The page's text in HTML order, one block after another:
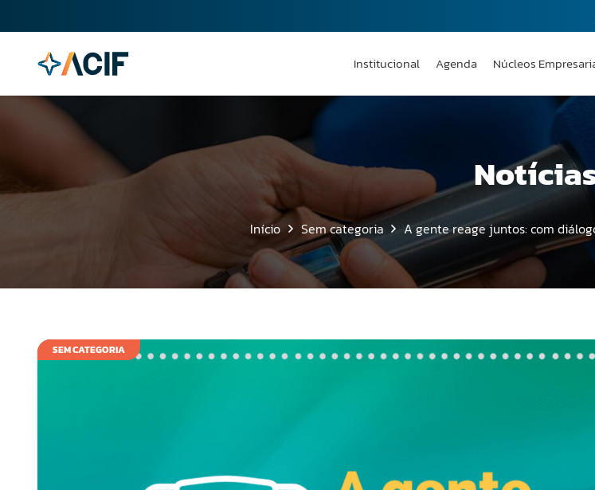
Institucional Agenda Núcleos
Início Sem categoria A gente reage juntos: com
SEM CATEGORIA